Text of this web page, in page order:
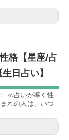
格【星座/占
日占い】
≪占いが導く性
れの人は、いつ